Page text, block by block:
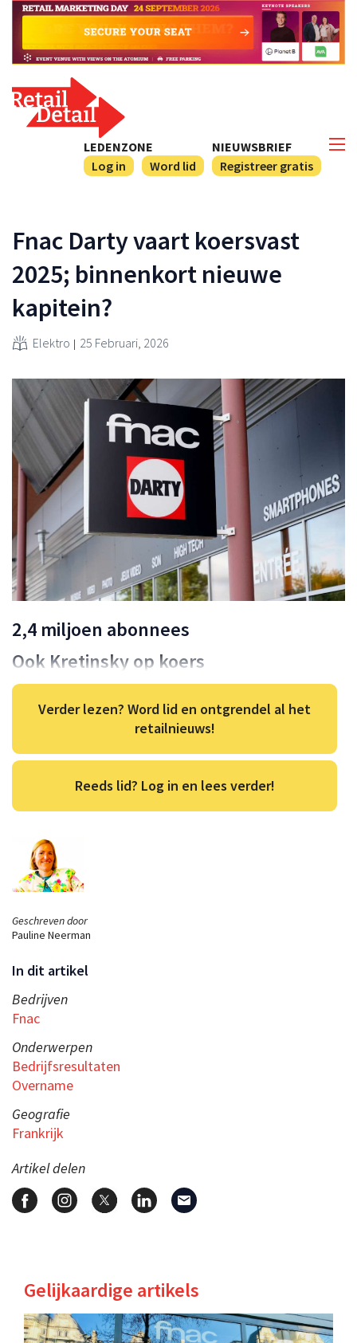
NIEUWSBRIEF
Registreer gratis
LEDENZONE
Log in
Word lid
Geschreven door
Pauline Neerman
In dit artikel
Bedrijven
Fnac
Onderwerpen
Bedrijfsresultaten
Overname
Geografie
Frankrijk
Artikel delen
Fnac Darty vaart koersvast
2025; binnenkort nieuwe
kapitein?
Elektro 25 Februari, 2026
2,4 miljoen abonnees
Ook Kretinsky op koers
Verder lezen? Word lid en ontgrendel al het
retailnieuws!
Reeds lid? Log in en lees verder!
Gelijkaardige artikels